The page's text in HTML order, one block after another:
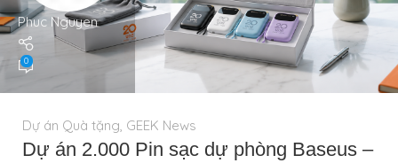
Phuc Nguyen
0
Dự án Quà tặng GEEK News
Dự án 2.000 Pin sạc dự phòng Baseus –